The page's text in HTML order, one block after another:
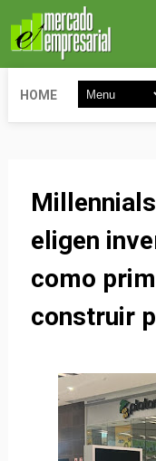
HOME
eligen
como
construir